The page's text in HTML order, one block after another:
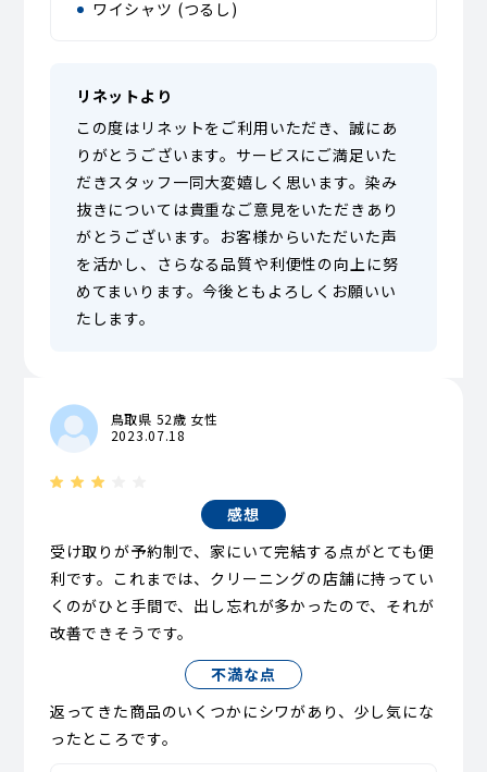
ワイシャツ (つるし)
リネットより
この度はリネットをご利用いただき、誠にあ
りがとうございます。サービスにご満足いた
だきスタッフ一同大変嬉しく思います。染み
抜きについては貴重なご意見をいただきあり
がとうございます。お客様からいただいた声
を活かし、さらなる品質や利便性の向上に努
めてまいります。今後ともよろしくお願いい
たします。
鳥取県 52歳 女性
2023.07.18
感想
受け取りが予約制で、家にいて完結する点がとても便
利です。これまでは、クリーニングの店舗に持ってい
くのがひと手間で、出し忘れが多かったので、それが
改善できそうです。
不満な点
返ってきた商品のいくつかにシワがあり、少し気にな
ったところです。